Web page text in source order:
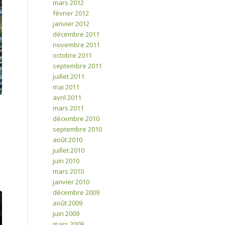
mars 2012
février 2012
janvier 2012
décembre 2011
novembre 2011
octobre 2011
septembre 2011
juillet 2011
mai 2011
avril 2011
mars 2011
décembre 2010
septembre 2010
août 2010
juillet 2010
juin 2010
mars 2010
janvier 2010
décembre 2009
août 2009
juin 2009